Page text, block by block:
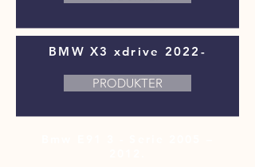
BMW X3 xdrive 2022-
PRODUKTER